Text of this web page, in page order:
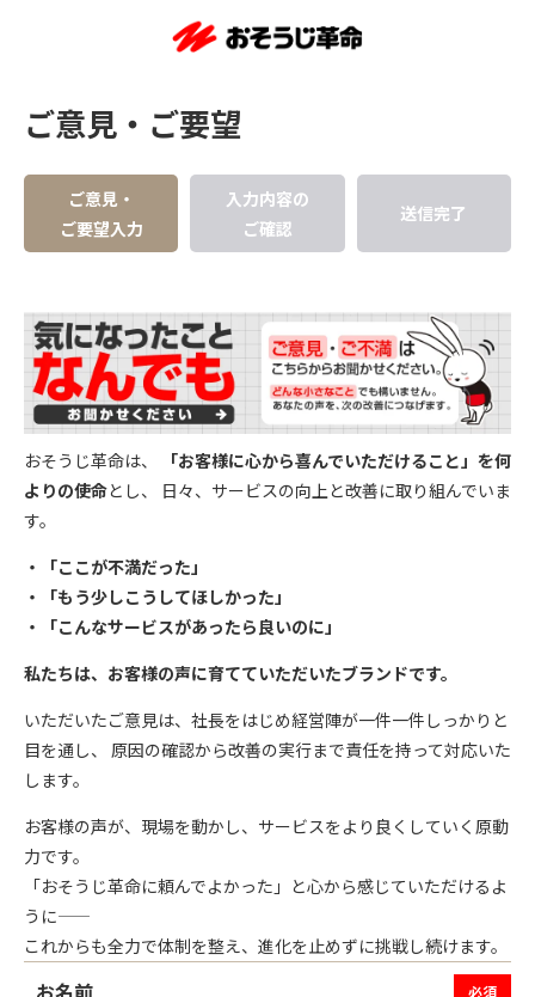
ご意見・ご要望
ご意見・
ご要望入力
入力内容の
ご確認
送信完了
おそうじ革命は、
「お客様に心から喜んでいただけること」を何
よりの使命とし、
日々、サービスの向上と改善に取り組んでいま
す。
・「ここが不満だった」
・「もう少しこうしてほしかった」
・「こんなサービスがあったら良いのに」
私たちは、お客様の声に育てていただいたブランドです。
いただいたご意見は、社長をはじめ経営陣が一件一件しっかりと
目を通し、 原因の確認から改善の実行まで責任を持って対応いた
します。
お客様の声が、現場を動かし、サービスをより良くしていく原動
力です。
「おそうじ革命に頼んでよかった」と心から感じていただけるよ
うに――
これからも全力で体制を整え、進化を止めずに挑戦し続けます。